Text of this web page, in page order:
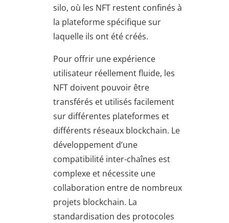
silo, où les NFT restent confinés à
la plateforme spécifique sur
laquelle ils ont été créés.
Pour offrir une expérience
utilisateur réellement fluide, les
NFT doivent pouvoir être
transférés et utilisés facilement
sur différentes plateformes et
différents réseaux blockchain. Le
développement d’une
compatibilité inter-chaînes est
complexe et nécessite une
collaboration entre de nombreux
projets blockchain. La
standardisation des protocoles